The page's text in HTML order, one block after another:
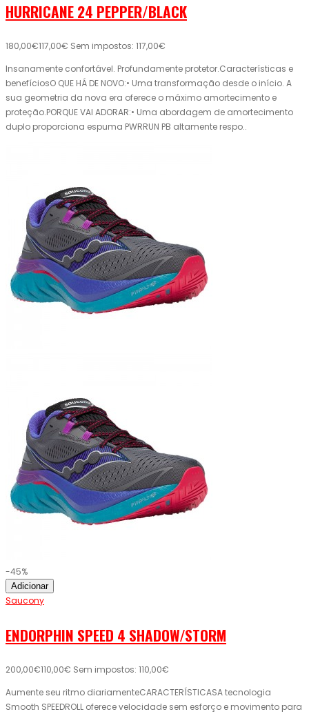
HURRICANE 24 PEPPER/BLACK
180,00€117,00€ Sem impostos: 117,00€
Insanamente confortável. Profundamente protetor.Características e
benefíciosO QUE HÁ DE NOVO:• Uma transformação desde o início. A
sua geometria da nova era oferece o máximo amortecimento e
proteção.PORQUE VAI ADORAR:• Uma abordagem de amortecimento
duplo proporciona espuma PWRRUN PB altamente respo..
-45%
Adicionar
Saucony
ENDORPHIN SPEED 4 SHADOW/STORM
200,00€110,00€ Sem impostos: 110,00€
Aumente seu ritmo diariamenteCARACTERÍSTICASA tecnologia
Smooth SPEEDROLL oferece velocidade sem esforço e movimento para